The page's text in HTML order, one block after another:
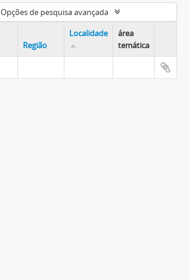
Opções de pesquisa avançada
Região
Localidade
área
temática